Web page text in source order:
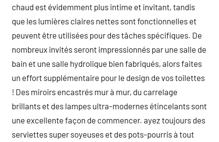
chaud est évidemment plus intime et invitant, tandis
que les lumières claires nettes sont fonctionnelles et
peuvent être utilisées pour des tâches spécifiques. De
nombreux invités seront impressionnés par une salle de
bain et une salle hydrolique bien fabriqués, alors faites
un effort supplémentaire pour le design de vos toilettes
! Des miroirs encastrés mur à mur, du carrelage
brillants et des lampes ultra-modernes étincelants sont
une excellente façon de commencer. ayez toujours des
serviettes super soyeuses et des pots-pourris à tout